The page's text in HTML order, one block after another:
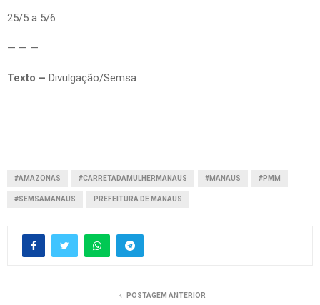
25/5 a 5/6
— — —
Texto – Divulgação/Semsa
#AMAZONAS #CARRETADAMULHERMANAUS #MANAUS #PMM
#SEMSAMANAUS PREFEITURA DE MANAUS
POSTAGEM ANTERIOR